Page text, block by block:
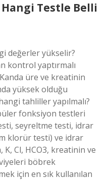
Testle Belli
değerler yükselir?
kontrol yaptırmalı
üre ve kreatinin
yüksek olduğu
tahliller yapılmalı?
fonksiyon testleri
seyreltme testi, idrar
klorür testi) ve idrar
Cl, HCO3, kreatinin ve
böbrek
için en sık kullanılan